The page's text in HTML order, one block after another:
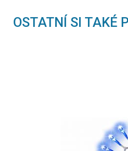
OSTATNÍ SI TAKÉ